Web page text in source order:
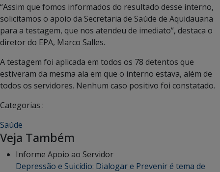
“Assim que fomos informados do resultado desse interno,
solicitamos o apoio da Secretaria de Saúde de Aquidauana
para a testagem, que nos atendeu de imediato”, destaca o
diretor do EPA, Marco Salles.
A testagem foi aplicada em todos os 78 detentos que
estiveram da mesma ala em que o interno estava, além de
todos os servidores. Nenhum caso positivo foi constatado.
Categorias :
Saúde
Veja Também
Informe Apoio ao Servidor
Depressão e Suicídio: Dialogar e Prevenir é tema de